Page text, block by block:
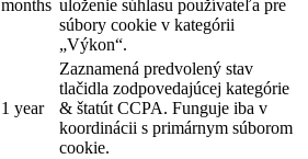
months uloženie súhlasu používateľa pre
súbory cookie v kategórii
„Výkon“.
1 year
Zaznamená predvolený stav
tlačidla zodpovedajúcej kategórie
& štatút CCPA. Funguje iba v
koordinácii s primárnym súborom
cookie.